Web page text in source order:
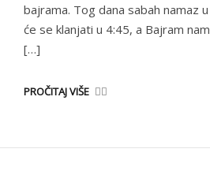
bajrama. Tog dana sabah namaz
će se klanjati u 4:45, a Bajram
[…]
PROČITAJ VIŠE